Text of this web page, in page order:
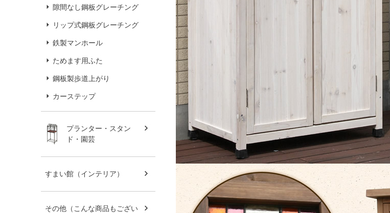
隙間なし鋼板グレーチング
リップ式鋼板グレーチング
鉄製マンホール
ためます用ふた
鋼板製歩道上がり
カーステップ
プランター・スタン
ド・園芸
すまい館（インテリア）
その他（こんな商品もござい